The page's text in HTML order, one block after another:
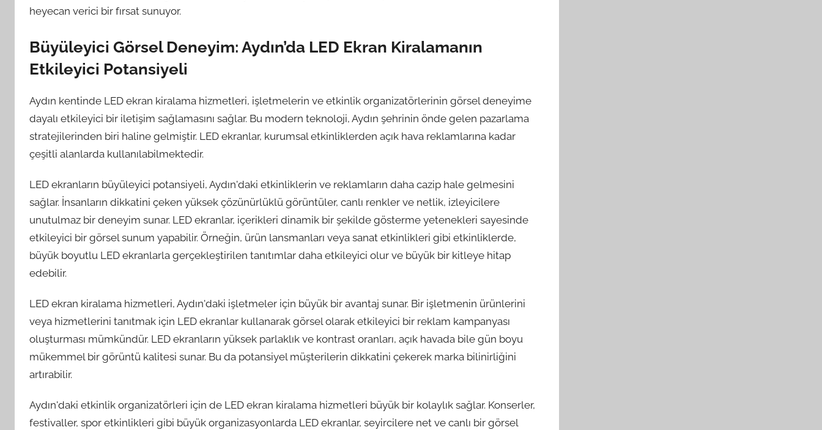
heyecan verici bir fırsat sunuyor.
Büyüleyici Görsel Deneyim: Aydın’da LED Ekran Kiralamanın
Etkileyici Potansiyeli
Aydın kentinde LED ekran kiralama hizmetleri, işletmelerin ve etkinlik organizatörlerinin görsel deneyime
dayalı etkileyici bir iletişim sağlamasını sağlar. Bu modern teknoloji, Aydın şehrinin önde gelen pazarlama
stratejilerinden biri haline gelmiştir. LED ekranlar, kurumsal etkinliklerden açık hava reklamlarına kadar
çeşitli alanlarda kullanılabilmektedir.
LED ekranların büyüleyici potansiyeli, Aydın'daki etkinliklerin ve reklamların daha cazip hale gelmesini
sağlar. İnsanların dikkatini çeken yüksek çözünürlüklü görüntüler, canlı renkler ve netlik, izleyicilere
unutulmaz bir deneyim sunar. LED ekranlar, içerikleri dinamik bir şekilde gösterme yetenekleri sayesinde
etkileyici bir görsel sunum yapabilir. Örneğin, ürün lansmanları veya sanat etkinlikleri gibi etkinliklerde,
büyük boyutlu LED ekranlarla gerçekleştirilen tanıtımlar daha etkileyici olur ve büyük bir kitleye hitap
edebilir.
LED ekran kiralama hizmetleri, Aydın'daki işletmeler için büyük bir avantaj sunar. Bir işletmenin ürünlerini
veya hizmetlerini tanıtmak için LED ekranlar kullanarak görsel olarak etkileyici bir reklam kampanyası
oluşturması mümkündür. LED ekranların yüksek parlaklık ve kontrast oranları, açık havada bile gün boyu
mükemmel bir görüntü kalitesi sunar. Bu da potansiyel müşterilerin dikkatini çekerek marka bilinirliğini
artırabilir.
Aydın'daki etkinlik organizatörleri için de LED ekran kiralama hizmetleri büyük bir kolaylık sağlar. Konserler,
festivaller, spor etkinlikleri gibi büyük organizasyonlarda LED ekranlar, seyircilere net ve canlı bir görsel